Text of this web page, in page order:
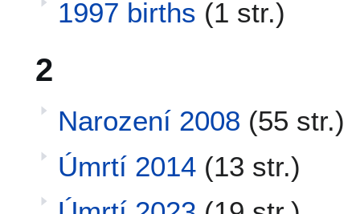
1997 births (1 str.)
2
Narození 2008 (55 str.)
Úmrtí 2014 (13 str.)